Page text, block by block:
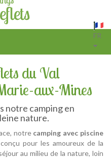
FR
du Val
aux-Mines
notre camping en
nature.
notre camping avec piscine
pour les amoureux de la
au milieu de la nature, loin